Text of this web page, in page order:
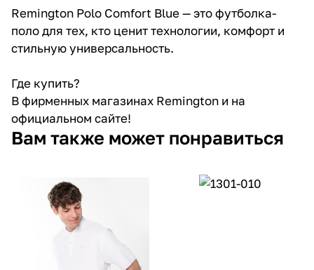
Remington Polo Comfort Blue — это футболка-
поло для тех, кто ценит технологии, комфорт и
стильную универсальность.
Где купить?
В фирменных магазинах Remington и на
официальном сайте!
Вам также может понравиться